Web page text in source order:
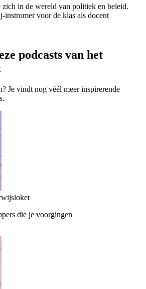
zich in de wereld van politiek en beleid.
instromer voor de klas als docent
podcasts van het
Je vindt nog véél meer inspirerende
die je voorgingen